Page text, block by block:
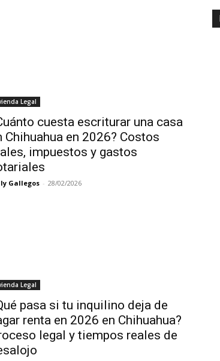
Legal
cuesta escriturar una casa
Chihuahua en 2026? Costos
impuestos y gastos
Gallegos - 28/02/2026
Legal
pasa si tu inquilino deja de
renta en 2026 en Chihuahua?
legal y tiempos reales de